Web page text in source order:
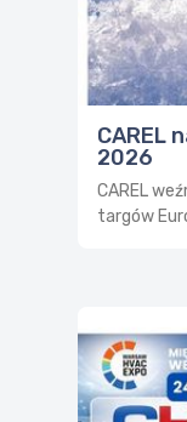
CAREL
2026
CAREL
targów